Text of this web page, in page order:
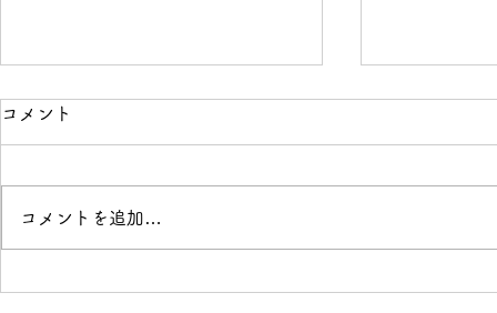
コメント
コメントを追加…